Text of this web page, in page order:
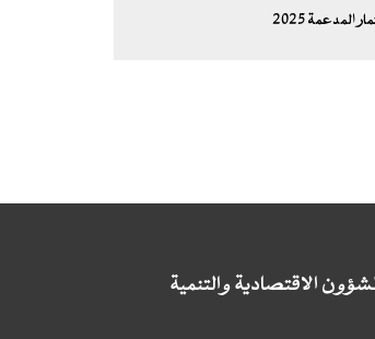
المدعمة 2025
الاقتصادية والتنمية